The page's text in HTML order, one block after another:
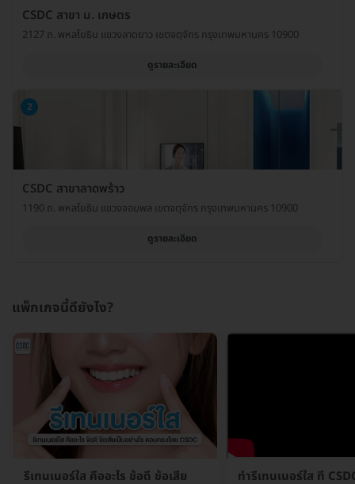
CSDC สาขา ม. เกษตร
2127 ถ. พหลโยธิน แขวงลาดยาว เขตจตุจักร กรุงเทพมหานคร 10900
ดูรายละเอียด
2
CSDC สาขาลาดพร้าว
1190 ถ. พหลโยธิน แขวงจอมพล เขตจตุจักร กรุงเทพมหานคร 10900
ดูรายละเอียด
แพ็กเกจนี้ดียังไง?
รีเทนเนอร์ใส คืออะไร ข้อดี ข้อเสีย ทำรีเทนเนอร์ใส ที่